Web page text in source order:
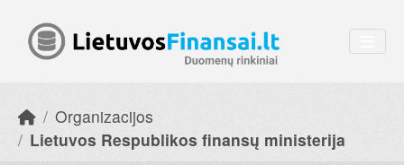
Organizacijos
Lietuvos Respublikos finansų ministerija